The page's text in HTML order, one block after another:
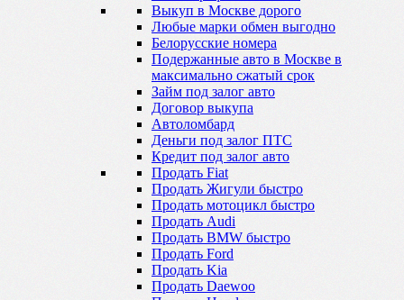
Выкуп в Москве дорого
Любые марки обмен выгодно
Белорусские номера
Подержанные авто в Москве в
максимально сжатый срок
Займ под залог авто
Договор выкупа
Автоломбард
Деньги под залог ПТС
Кредит под залог авто
Продать Fiat
Продать Жигули быстро
Продать мотоцикл быстро
Продать Audi
Продать BMW быстро
Продать Ford
Продать Kia
Продать Daewoo